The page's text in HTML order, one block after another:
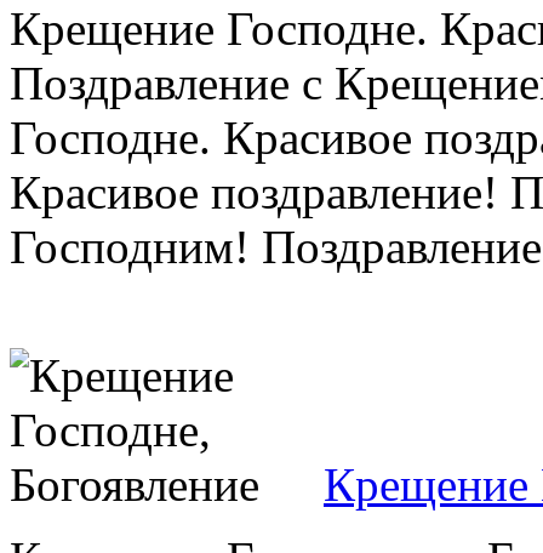
Крещение Господне.
Поздравление с
Господне. Красивое
Красивое поздравление!
Господним!
Крещение